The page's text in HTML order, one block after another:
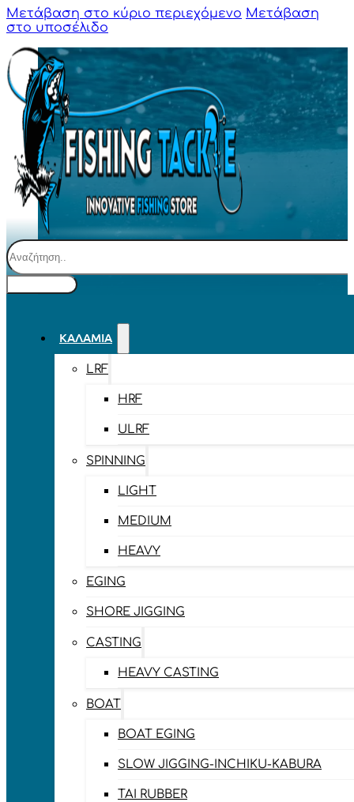
Μετάβαση στο κύριο περιεχόμενο Μετάβαση
στο υποσέλιδο
Αναζήτηση
ΚΑΛΆΜΙΑ
LRF
HRF
ULRF
SPINNING
LIGHT
MEDIUM
HEAVY
EGING
SHORE JIGGING
CASTING
HEAVY CASTING
BOAT
BOAT EGING
SLOW JIGGING-INCHIKU-KABURA
TAI RUBBER